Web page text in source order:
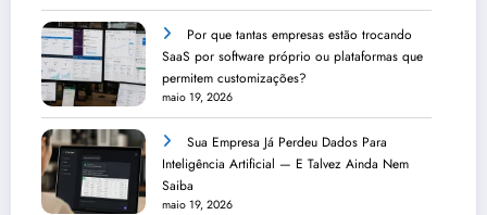
Por que tantas empresas estão trocando
SaaS por software próprio ou plataformas que
permitem customizações?
maio 19, 2026
Sua Empresa Já Perdeu Dados Para
Inteligência Artificial — E Talvez Ainda Nem
Saiba
maio 19, 2026